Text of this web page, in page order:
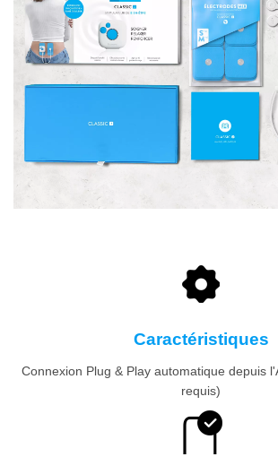
Caractéristiques
Connexion Plug & Play automatique depuis
requis)